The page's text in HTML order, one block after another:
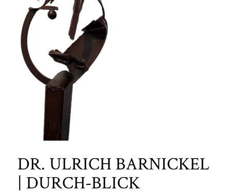
DR. ULRICH BARNICKEL
| DURCH-BLICK